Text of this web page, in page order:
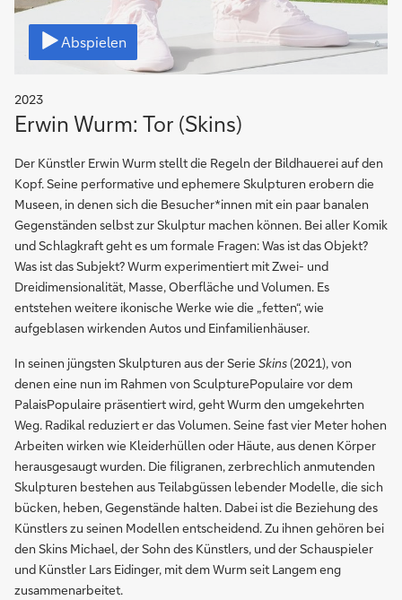
Abspielen
Video
2023
Erwin Wurm: Tor (Skins)
Der Künstler Erwin Wurm stellt die Regeln der Bildhauerei auf den
Kopf. Seine performative und ephemere Skulpturen erobern die
Museen, in denen sich die Besucher*innen mit ein paar banalen
Gegenständen selbst zur Skulptur machen können. Bei aller Komik
und Schlagkraft geht es um formale Fragen: Was ist das Objekt?
Was ist das Subjekt? Wurm experimentiert mit Zwei- und
Dreidimensionalität, Masse, Oberfläche und Volumen. Es
entstehen weitere ikonische Werke wie die „fetten“, wie
aufgeblasen wirkenden Autos und Einfamilienhäuser.
In seinen jüngsten Skulpturen aus der Serie Skins(2021), von
denen eine nun im Rahmen von SculpturePopulaire vor dem
PalaisPopulaire präsentiert wird, geht Wurm den umgekehrten
Weg. Radikal reduziert er das Volumen. Seine fast vier Meter hohen
Arbeiten wirken wie Kleiderhüllen oder Häute, aus denen Körper
herausgesaugt wurden. Die filigranen, zerbrechlich anmutenden
Skulpturen bestehen aus Teilabgüssen lebender Modelle, die sich
bücken, heben, Gegenstände halten. Dabei ist die Beziehung des
Künstlers zu seinen Modellen entscheidend. Zu ihnen gehören bei
den Skins Michael, der Sohn des Künstlers, und der Schauspieler
und Künstler Lars Eidinger, mit dem Wurm seit Langem eng
zusammenarbeitet.